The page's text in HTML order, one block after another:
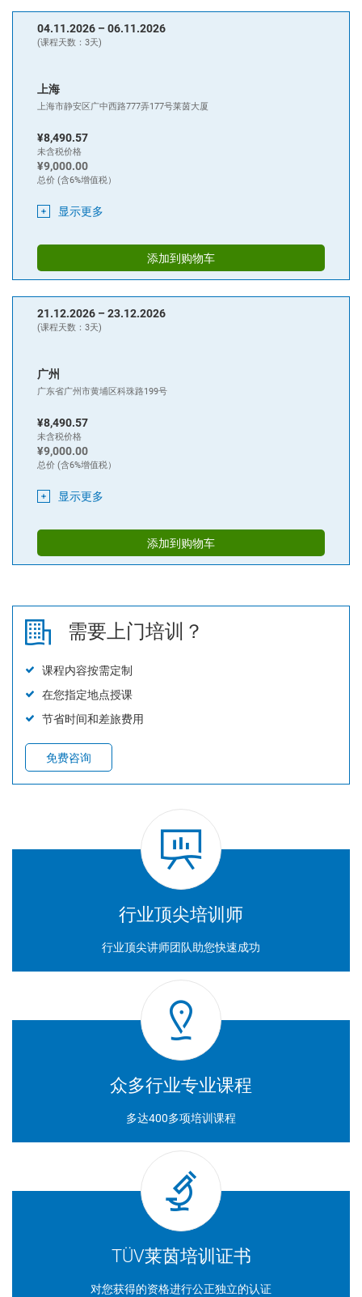
硬件设计
需求规范
案例分析
软件设计
软件规范及接口规范
软件单元测试/集成/合格性测试
验证，确认阶段
硬件集成与验证
网络安全确认
生产、运行、服务和报废管理
支持过程
配置管理
工具管理
流程裁剪
网络安全评估
．审核过程及审核技巧
审核策划—
审核计划，审核检查表
审核实施
04.11.2026 – 06.11.2026
(课程天数：3天)
上海
上海市静安区广中西路777弄177号莱茵大厦
¥8,490.57
未含税价格
¥9,000.00
总价 (含6%增值税）
添加到购物车
显示更多
21.12.2026 – 23.12.2026
(课程天数：3天)
广州
广东省广州市黄埔区科珠路199号
¥8,490.57
未含税价格
¥9,000.00
总价 (含6%增值税）
添加到购物车
显示更多
需要上门培训？
课程内容按需定制
在您指定地点授课
节省时间和差旅费用
免费咨询
行业顶尖培训师
行业顶尖讲师团队助您快速成功
众多行业专业课程
多达400多项培训课程
TÜV莱茵培训证书
对您获得的资格进行公正独立的认证